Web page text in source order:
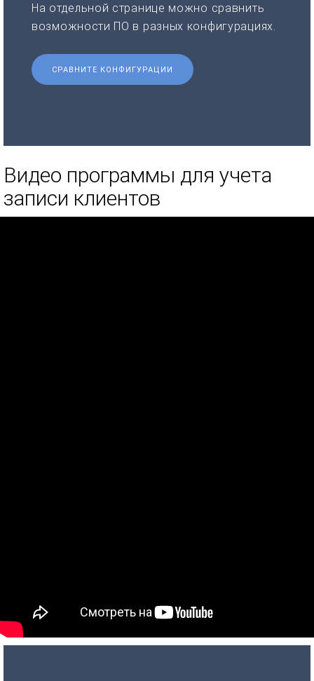
На отдельной странице можно сравнить
возможности ПО в разных конфигурациях.
СРАВНИТЕ КОНФИГУРАЦИИ
Видео программы для учета
записи клиентов